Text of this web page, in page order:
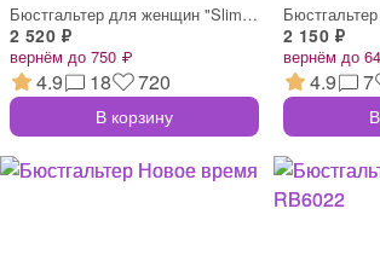
Бюстгальтер для женщин "SlimMe"
2 520 ₽
вернём до 750 ₽
4.9 18 720
В корзину
2 150 ₽
вернём до
4.9 7